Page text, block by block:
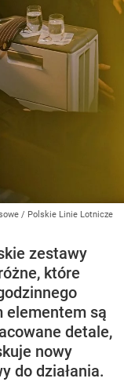
/ Polskie Linie Lotnicze
zestawy
które
elementem są
detale,
nowy
do działania.